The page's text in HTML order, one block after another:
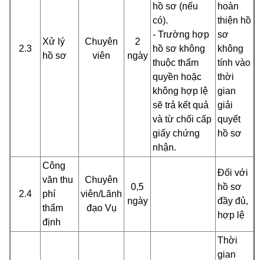
2.3
Xử lý
hồ sơ
Chuyên
viên
2
ngày
hồ sơ (nếu
có).
- Trường hợp
hồ sơ không
thuộc thẩm
quyền hoặc
không hợp lệ
sẽ trả kết quả
và từ chối cấp
giấy chứng
nhận.
hoàn
thiện hồ
sơ
không
tính vào
thời
gian
giải
quyết
hồ sơ
2.4
Công
văn thu
phí
thẩm
định
Chuyên
viên/Lãnh
đạo Vụ
0,5
ngày
Đối với
hồ sơ
đầy đủ,
hợp lệ
Thời
gian